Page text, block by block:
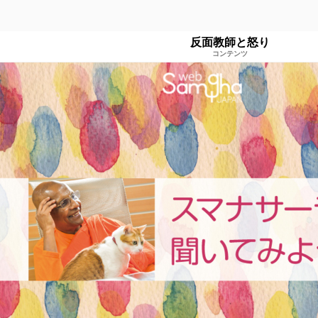
反面教師と怒り
コンテンツ